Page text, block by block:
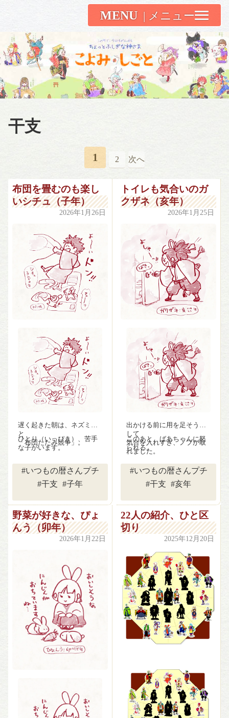
MENU
こよみしごと〔和原ハト〕
干支
1 2 次へ
布団を畳むのも楽し
いシチュ（子年）
2026年1月26日
遅く起きた朝は、ネズミ隊
と
「布団たたみ競争」。
ひとり（いっぴき）、苦手
な子がいます。
#いつもの暦さんプチ
#干支
#子年
トイレも気合いのガ
クザネ（亥年）
2026年1月25日
出かける前に用を足そうと
して
気合を入れすぎ、ノブが取
れました。
このあと、ばあちゃんに怒
られる。
#いつもの暦さんプチ
#干支
#亥年
野菜が好きな、ぴょ
んう（卯年）
2026年1月22日
22人の紹介、ひと区
切り
2025年12月20日